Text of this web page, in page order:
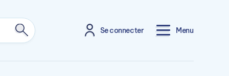
Se connecter Menu